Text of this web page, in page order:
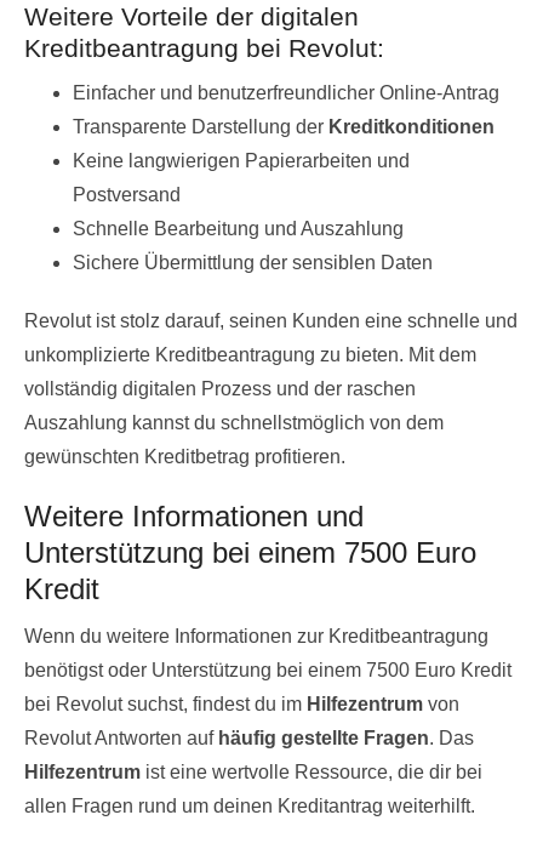
Weitere Vorteile der digitalen
Kreditbeantragung bei Revolut:
Einfacher und benutzerfreundlicher Online-Antrag
Transparente Darstellung der Kreditkonditionen
Keine langwierigen Papierarbeiten und
Postversand
Schnelle Bearbeitung und Auszahlung
Sichere Übermittlung der sensiblen Daten
Revolut ist stolz darauf, seinen Kunden eine schnelle und
unkomplizierte Kreditbeantragung zu bieten. Mit dem
vollständig digitalen Prozess und der raschen
Auszahlung kannst du schnellstmöglich von dem
gewünschten Kreditbetrag profitieren.
Weitere Informationen und
Unterstützung bei einem 7500 Euro
Kredit
Wenn du weitere Informationen zur Kreditbeantragung
benötigst oder Unterstützung bei einem 7500 Euro Kredit
bei Revolut suchst, findest du im Hilfezentrum von
Revolut Antworten auf häufig gestellte Fragen. Das
Hilfezentrum ist eine wertvolle Ressource, die dir bei
allen Fragen rund um deinen Kreditantrag weiterhilft.